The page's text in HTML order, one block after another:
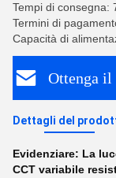
Tempi di consegna:
Termini di
Capacità di
Ottenga
Dettagli del
Evidenziare: La
CCT variabile